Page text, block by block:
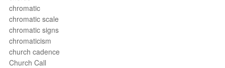
chromatic
chromatic scale
chromatic signs
chromaticism
church cadence
Church Call